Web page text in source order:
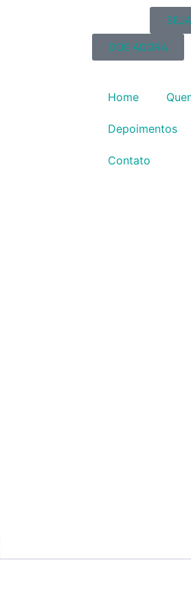
DOE AGORA
Home
Depoimentos
Contato